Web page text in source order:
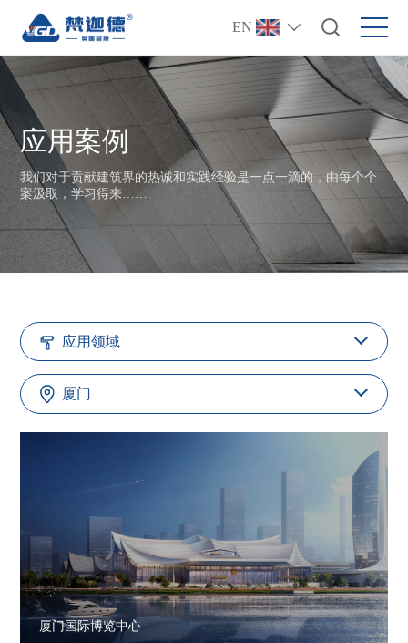
EN
应用案例
我们对于贡献建筑界的热诚和实践经验是一点一滴的，由每个个
案汲取，学习得来……
应用领域
厦门
厦门国际博览中心